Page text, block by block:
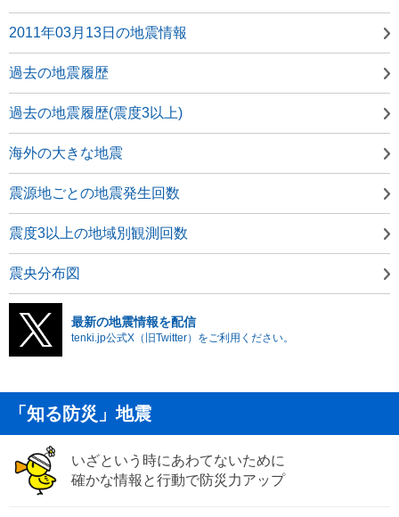
2011年03月13日の地震情報
過去の地震履歴
過去の地震履歴(震度3以上)
海外の大きな地震
震源地ごとの地震発生回数
震度3以上の地域別観測回数
震央分布図
最新の地震情報を配信
tenki.jp公式X（旧Twitter）をご利用ください。
「知る防災」地震
いざという時にあわてないために
確かな情報と行動で防災力アップ